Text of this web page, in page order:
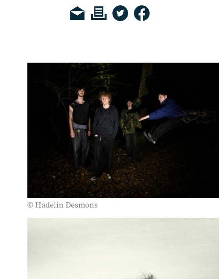
Stonks trace une ligne tendue entre post-punk nerveux,
Badger
groupe pousse plus loin cette esthétique mouvante pour
gagner en intensité, faire vibrer les corps autant que les
nerfs, et détourner les codes d’un post-punk trop figé
pour y injecter du mouvement, du groove, de l’élan. Pas
de grands discours, juste une envie : faire du bruit qui
donne envie de bouger.
DÉSESPOIR DES SINGES
Désespoir des singes
, c’est le nom qu’on donne aux
araucarias, arbres-cactus aux feuilles en écailles acérées,
mais c’est aussi un projet indie-folk basé à Bruxelles. Sous
ce nom francophone en trompe-l’œil se cache un projet
chanté en anglais et nourri par les grands noms de la
folk anglophone tels les Kings of Convenience, mais
aussi par Radiohead ou Tamino. Un univers tapissé de
paysages intérieurs doux-amers où cohabitent illusions
perdues, impuissance face au lointain qui tôt ou tard
sont un peu les siennes. Un peu les vôtres. Espionne
© Hadelin Desmons